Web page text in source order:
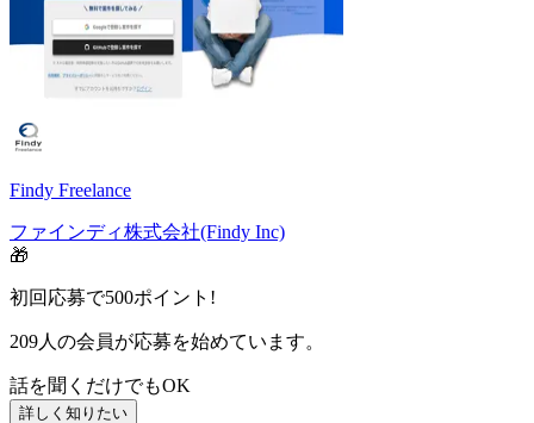
Findy Freelance
ファインディ株式会社(Findy Inc)
🎁
初回応募で500ポイント!
209人の会員が応募を始めています。
話を聞くだけでもOK
詳しく知りたい